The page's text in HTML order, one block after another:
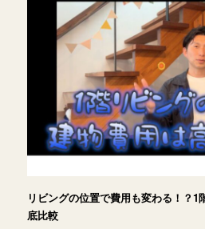
リビングの位置で費用も変わる！？
底比較